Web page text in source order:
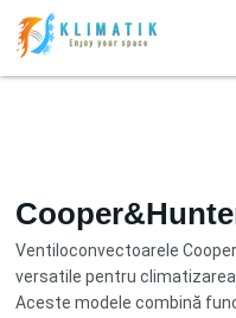
Ventiloconvectoarele
versatile pentru
Aceste modele combină